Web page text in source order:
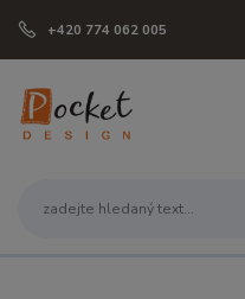
+420 774 062 005